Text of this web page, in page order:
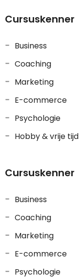
Cursuskenner
Business
Coaching
Marketing
E-commerce
Psychologie
Hobby & vrije tijd
Cursuskenner
Business
Coaching
Marketing
E-commerce
Psychologie